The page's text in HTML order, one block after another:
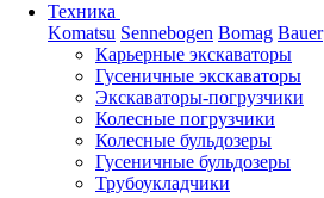
Техника
Komatsu Sennebogen Bomag Bauer
Карьерные экскаваторы
Гусеничные экскаваторы
Экскаваторы-погрузчики
Колесные погрузчики
Колесные бульдозеры
Гусеничные бульдозеры
Трубоукладчики